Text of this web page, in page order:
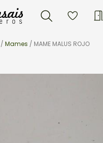
Buscar
/ Mames / MAME MALUS ROJO